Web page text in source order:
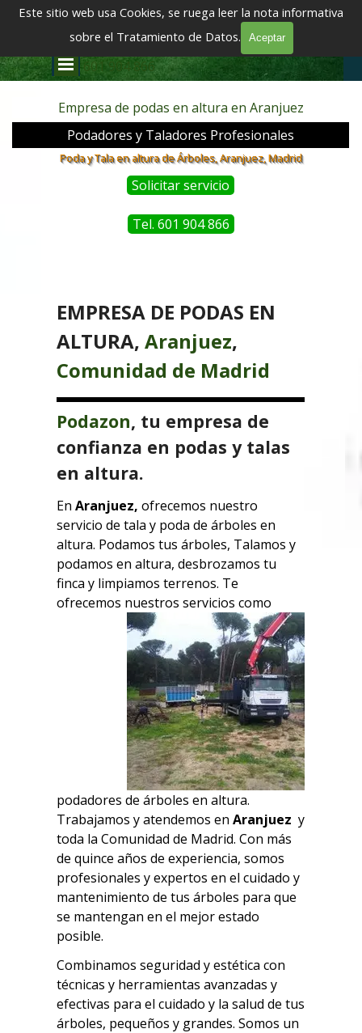
Este sitio web usa Cookies, se ruega leer la nota informativa
sobre el Tratamiento de Datos.
Aceptar
Vaya al ContenidoEMPRESA DE TALA Y PODA DE ÁRBOLES EN ALTURA EN MADRID
TALADORES DE ÁRBOLES
601 904 866
Saltar menú
Empresa de podas en altura en Aranjuez
Podadores y Taladores Profesionales
Poda y Tala en altura de Árboles, Aranjuez, Madrid
Solicitar servicio
Tel. 601 904 866
EMPRESA DE PODAS EN
ALTURA, Aranjuez,
Comunidad de Madrid
Podazon, tu empresa de
confianza en podas y talas
en altura.
En Aranjuez, ofrecemos nuestro
servicio de tala y poda de árboles en
altura. Podamos tus árboles, Talamos y
podamos en altura, desbrozamos tu
finca y limpiamos terrenos. Te
ofrecemos nuestros servicios como
podadores de árboles en altura.
Trabajamos y atendemos en Aranjuez y
toda la Comunidad de Madrid. Con más
de quince años de experiencia, somos
profesionales y expertos en el cuidado y
mantenimiento de tus árboles para que
se mantengan en el mejor estado
posible.
Combinamos seguridad y estética con
técnicas y herramientas avanzadas y
efectivas para el cuidado y la salud de tus
árboles, pequeños y grandes. Somos un